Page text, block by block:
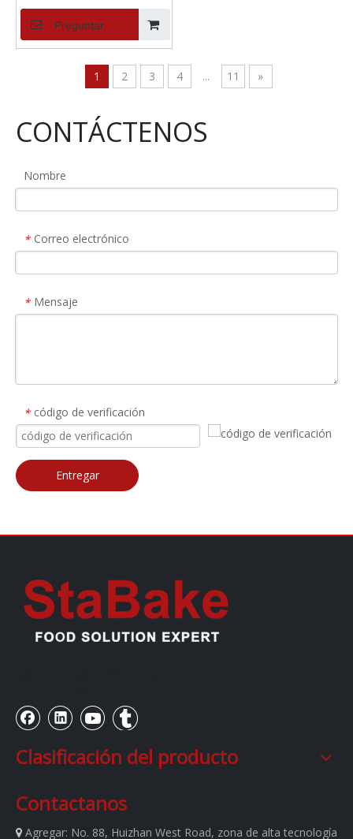
continuo eléctrico,
redondeador cónico de
acero inoxidable para planta
de fabricación de pan
Preguntar
1 2 3 4 ... 11 »
CONTÁCTENOS
Nombre
* Correo electrónico
* Mensaje
* código de verificación
Entregar
Clasificación del producto
Contactanos
 Agregar: No. 88, Huizhan West Road, zona de alta tecnología